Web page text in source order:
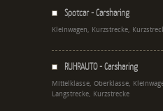
Spotcar - Carsharing
Kleinwagen, Kurzstrecke,
RUHRAUTO - Carsharing
Mittelklasse, Oberklasse,
Langstrecke, Kurzstrecke